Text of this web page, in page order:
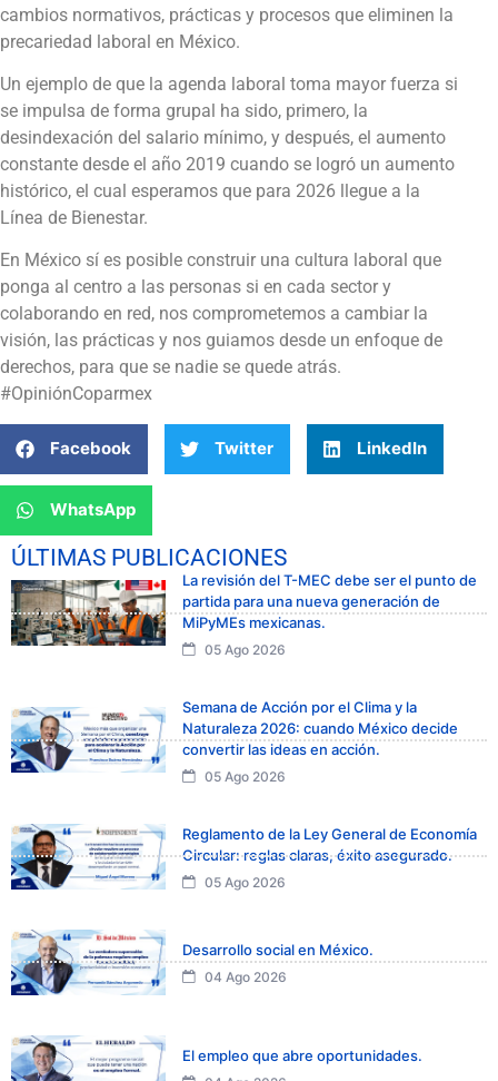
cambios normativos, prácticas y procesos que eliminen la
precariedad laboral en México.
Un ejemplo de que la agenda laboral toma mayor fuerza si
se impulsa de forma grupal ha sido, primero, la
desindexación del salario mínimo, y después, el aumento
constante desde el año 2019 cuando se logró un aumento
histórico, el cual esperamos que para 2026 llegue a la
Línea de Bienestar.
En México sí es posible construir una cultura laboral que
ponga al centro a las personas si en cada sector y
colaborando en red, nos comprometemos a cambiar la
visión, las prácticas y nos guiamos desde un enfoque de
derechos, para que se nadie se quede atrás.
#OpiniónCoparmex
Facebook Twitter LinkedIn
WhatsApp
ÚLTIMAS PUBLICACIONES
La revisión del T-MEC debe ser el punto de
partida para una nueva generación de
MiPyMEs mexicanas.
05 Ago 2026
Semana de Acción por el Clima y la
Naturaleza 2026: cuando México decide
convertir las ideas en acción.
05 Ago 2026
Reglamento de la Ley General de Economía
Circular: reglas claras, éxito asegurado.
05 Ago 2026
Desarrollo social en México.
04 Ago 2026
El empleo que abre oportunidades.